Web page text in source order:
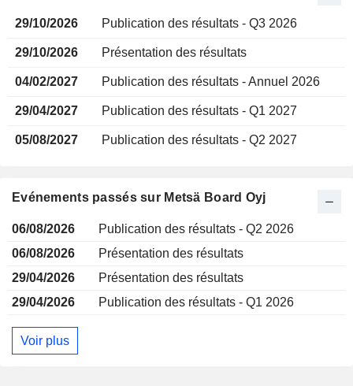
29/10/2026 Publication des résultats - Q3 2026
29/10/2026 Présentation des résultats
04/02/2027 Publication des résultats - Annuel 2026
29/04/2027 Publication des résultats - Q1 2027
05/08/2027 Publication des résultats - Q2 2027
Evénements passés sur Metsä Board Oyj
06/08/2026
Publication des résultats - Q2 2026
06/08/2026
Présentation des résultats
29/04/2026
Présentation des résultats
29/04/2026
Publication des résultats - Q1 2026
Voir plus